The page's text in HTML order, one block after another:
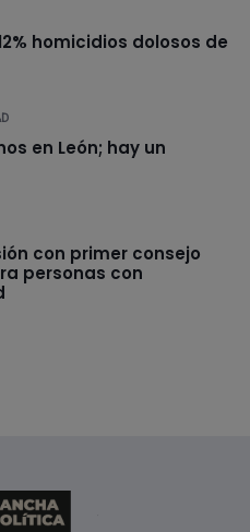
homicidios dolosos de
en León; hay un
con primer consejo
personas con